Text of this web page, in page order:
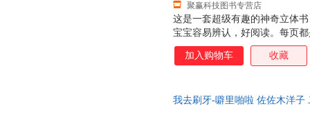
这是一套超级有趣的神奇立体
宝宝容易辨认，好阅读。每页
张诱人，而且采用了一些局部
面，让人看到图画内部的东西
小插页，图案可以根据翻和不
聚赢科技图书专营店
加入购物车 收藏
我去刷牙-噼里啪啦 佐佐木洋子